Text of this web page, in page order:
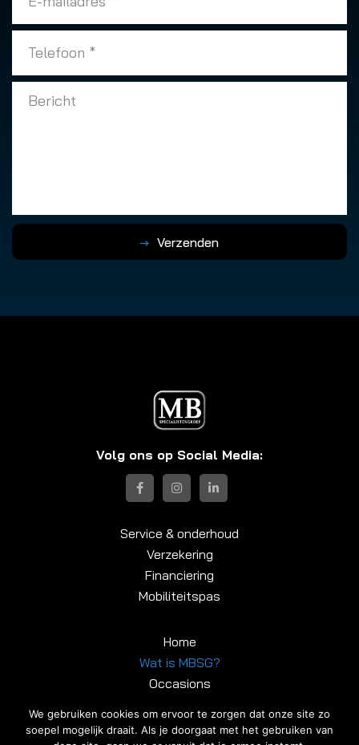
Verzenden
Volg ons op Social Media:
Service & onderhoud
Verzekering
Financiering
Mobiliteitspas
Home
Wat is MBSG?
Occasions
We gebruiken cookies om ervoor te zorgen dat onze site zo
soepel mogelijk draait. Als je doorgaat met het gebruiken van